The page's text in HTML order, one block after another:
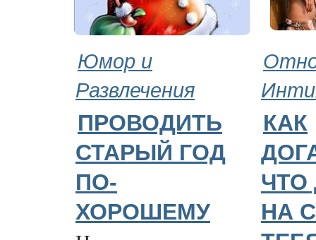
Юмор и
Развлечения
ПРОВОДИТЬ
СТАРЫЙ ГОД
ПО-
ХОРОШЕМУ
КАК
ЧТО
НА